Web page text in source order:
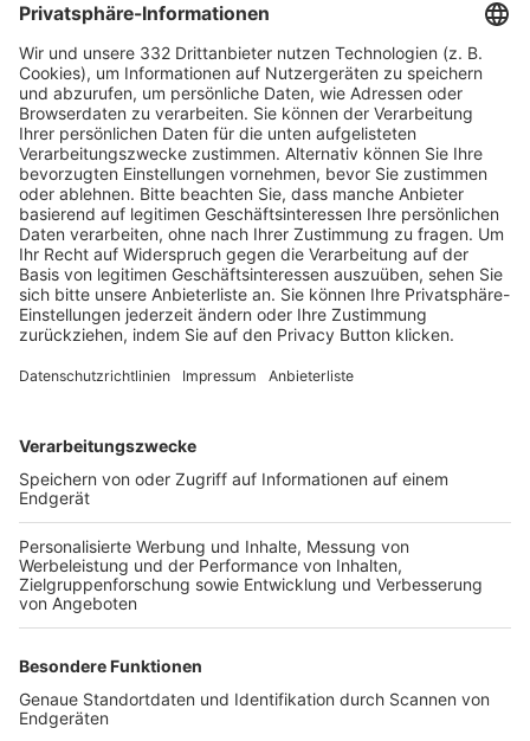
HÄUFIG BESUCHTE SEITEN
Pässe und Vereinswechsel
Trainerausbildung
Schulungsangebot Vereinsmitarbeiter
BFV-Geschäftsstellen
Trainerbörse
Login SpielPlus
FOLGE DEM BFV
TOP-VEREINE
TOP-PARTNER